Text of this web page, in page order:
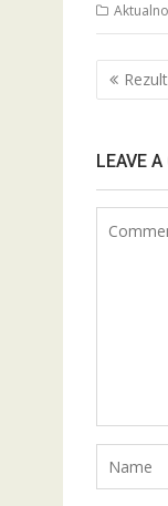
e
b
o
k
wpisu
LEAVE